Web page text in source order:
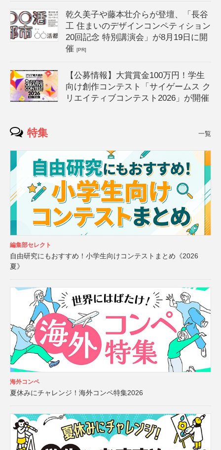
乾久美子や藤本壮介らが登壇、「長谷
工 住まいのデザインコンペティション
20回記念 特別講演会」が8月19日に開
催[PR]
【公募情報】大賞賞金100万円！学生
向け創作コンテスト「サイゲームス ク
リエイティブコンテスト2026」が開催
特集 一覧
編集部セレクト
自由研究にもおすすめ！小学生向けコンテストまとめ《2026
夏》
海外コンペ
夏休みにチャレンジ！海外コンペ特集2026